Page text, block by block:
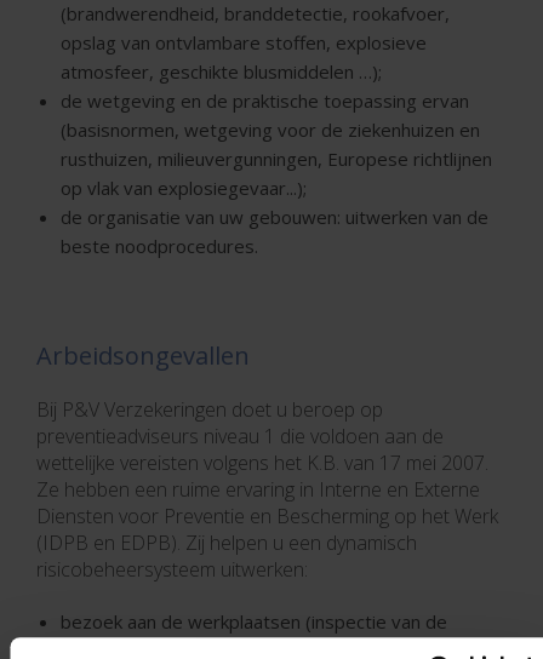
(brandwerendheid, branddetectie, rookafvoer,
opslag van ontvlambare stoffen, explosieve
atmosfeer, geschikte blusmiddelen …);
de wetgeving en de praktische toepassing ervan
(basisnormen, wetgeving voor de ziekenhuizen en
rusthuizen, milieuvergunningen, Europese richtlijnen
op vlak van explosiegevaar...);
de organisatie van uw gebouwen: uitwerken van de
beste noodprocedures.
Arbeidsongevallen
Bij P&V Verzekeringen doet u beroep op
preventieadviseurs niveau 1 die voldoen aan de
wettelijke vereisten volgens het K.B. van 17 mei 2007.
Ze hebben een ruime ervaring in Interne en Externe
Diensten voor Preventie en Bescherming op het Werk
(IDPB en EDPB). Zij helpen u een dynamisch
risicobeheersysteem uitwerken:
bezoek aan de werkplaatsen (inspectie van de